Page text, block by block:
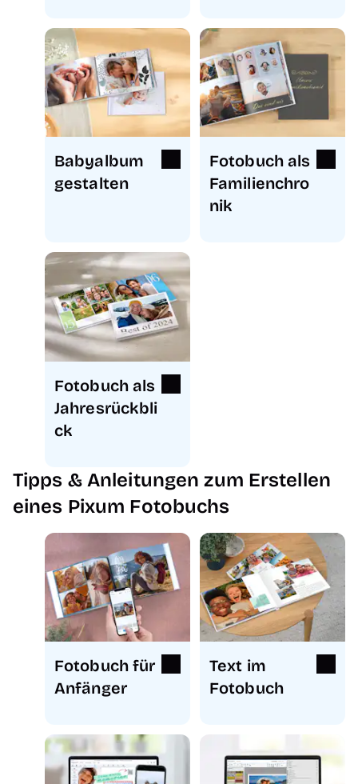
Babyalbum
gestalten
Fotobuch als
Familienchro
nik
Fotobuch als
Jahresrückbli
ck
Tipps & Anleitungen zum Erstellen
eines Pixum Fotobuchs
Fotobuch für
Anfänger
Text im
Fotobuch